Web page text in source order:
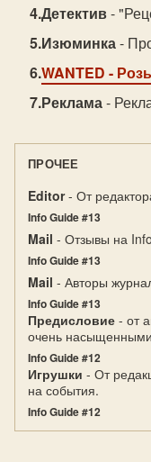
Детектив-
Изюминка-
WANTED -
Реклама-
ПРОЧЕЕ
Editor- От
Info Guide #13
Mail - Отзывы на
Info Guide #13
Mail - Авторы
Info Guide #13
Предисловие - от
очень
Info Guide #12
Игрушки - От
на события.
Info Guide #12